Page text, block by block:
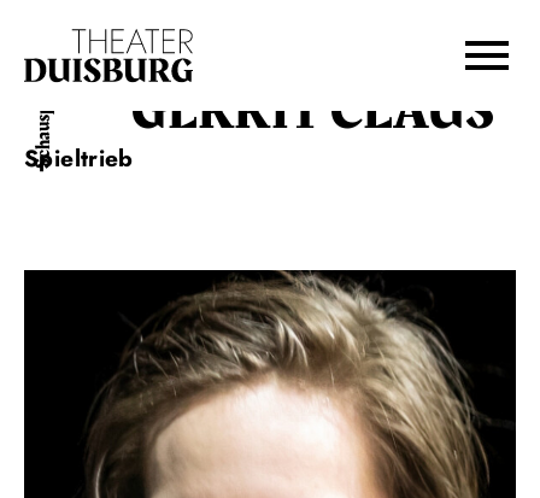
Zur Hauptnavigation springen
Zum Footer springen
Schauspiel GERRIT CLAUS
Spieltrieb